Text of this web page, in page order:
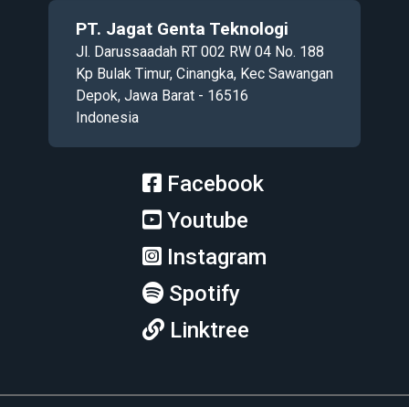
PT. Jagat Genta Teknologi
Jl. Darussaadah RT 002 RW 04 No. 188
Kp Bulak Timur, Cinangka, Kec Sawangan
Depok, Jawa Barat - 16516
Indonesia
Facebook
Youtube
Instagram
Spotify
Linktree